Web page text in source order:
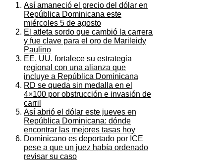
Así amaneció el precio del dólar en
República Dominicana este
miércoles 5 de agosto
El atleta sordo que cambió la carrera
y fue clave para el oro de Marileidy
Paulino
EE. UU. fortalece su estrategia
regional con una alianza que
incluye a República Dominicana
RD se queda sin medalla en el
4×100 por obstrucción e invasión de
carril
Así abrió el dólar este jueves en
República Dominicana: dónde
encontrar las mejores tasas hoy
Dominicano es deportado por ICE
pese a que un juez había ordenado
revisar su caso